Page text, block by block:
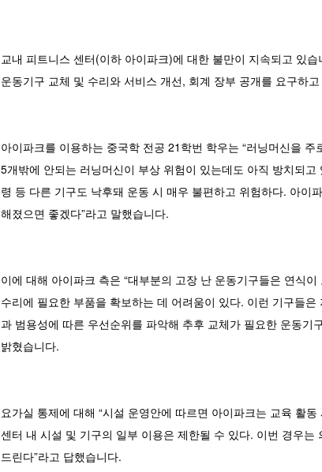
교내 피트니스 센터(이하 아이파크)에 대한 불만이 지속되고 있
운동기구 교체 및 수리와 서비스 개선, 회계 장부 공개를 요구하
아이파크를 이용하는 중국학 전공 21학번 학우는 “러닝머신을
5개밖에 안되는 러닝머신이 부상 위험이 있는데도 아직 방치되
령 등 다른 기구도 낙후돼 운동 시 매우 불편하고 위험하다. 아이
해졌으면 좋겠다”라고 말했습니다.
이에 대해 아이파크 측은 “대부분의 고장 난 운동기구들은 연식
수리에 필요한 부품을 확보하는 데 어려움이 있다. 이런 기구들
과 범용성에 따른 우선순위를 파악해 추후 교체가 필요한 운동기
밝혔습니다.
요가실 통제에 대해 “시설 운영안에 따르면 아이파크는 교육 활
센터 내 시설 및 기구의 일부 이용은 제한될 수 있다. 이번 경우
드린다”라고 답했습니다.